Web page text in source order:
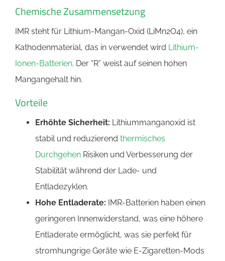
Chemische Zusammensetzung
IMR steht für Lithium-Mangan-Oxid (LiMn2O4), ein
Kathodenmaterial, das in verwendet wird Lithium-
Ionen-Batterien. Der “R” weist auf seinen hohen
Mangangehalt hin.
Vorteile
Erhöhte Sicherheit: Lithiummanganoxid ist
stabil und reduzierend thermisches
Durchgehen Risiken und Verbesserung der
Stabilität während der Lade- und
Entladezyklen.
Hohe Entladerate: IMR-Batterien haben einen
geringeren Innenwiderstand, was eine höhere
Entladerate ermöglicht, was sie perfekt für
stromhungrige Geräte wie E-Zigaretten-Mods